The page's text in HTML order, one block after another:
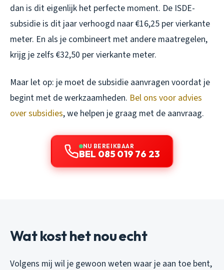
dan is dit eigenlijk het perfecte moment. De ISDE-
subsidie is dit jaar verhoogd naar €16,25 per vierkante
meter. En als je combineert met andere maatregelen,
krijg je zelfs €32,50 per vierkante meter.
Maar let op: je moet de subsidie aanvragen voordat je
begint met de werkzaamheden. Bel ons voor advies
over subsidies, we helpen je graag met de aanvraag.
NU BEREIKBAAR
BEL 085 019 76 23
Wat kost het nou echt
Volgens mij wil je gewoon weten waar je aan toe bent,